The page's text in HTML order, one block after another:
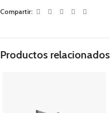
Compartir:
Productos relacionados